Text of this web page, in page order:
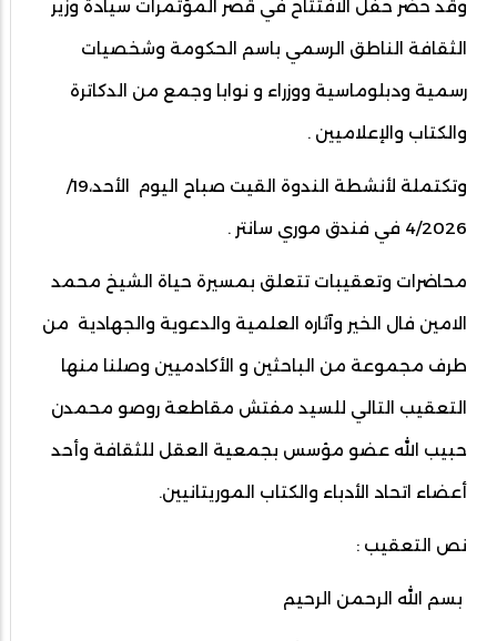
وقد حضر حفل الافتتاح في قصر المؤتمرات سيادة وزير
الثقافة الناطق الرسمي باسم الحكومة وشخصيات
رسمية ودبلوماسية ووزراء و نوابا وجمع من الدكاترة
والكتاب والإعلاميين .
وتكتملة لأنشطة الندوة القيت صباح اليوم الأحد،19/
4/2026 في فندق موري سانتر .
محاضرات وتعقيبات تتعلق بمسيرة حياة الشيخ محمد
الامين فال الخير وآثاره العلمية والدعوية والجهادية من
طرف مجموعة من الباحثين و الأكادميين وصلنا منها
التعقيب التالي للسيد مفتش مقاطعة روصو محمدن
حبيب الله عضو مؤسس بجمعية العقل للثقافة وأحد
أعضاء اتحاد الأدباء والكتاب الموريتانيين.
نص التعقيب :
بسم الله الرحمن الرحيم